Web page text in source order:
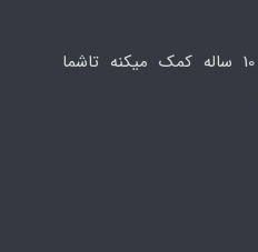
مجموعه مهدی اسپرت باسابقه 10 ساله کمک میکنه تاشما